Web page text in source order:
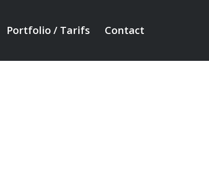
Portfolio / Tarifs Contact